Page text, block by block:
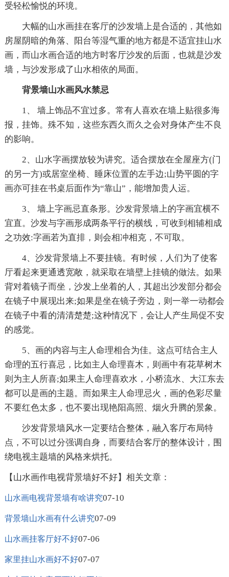
受轻松愉悦的环境。
大幅的山水画挂在客厅的沙发墙上是合适的，其他如
房屋阴暗的角落、阳台等湿气重的地方都是不适宜挂山水
画，而山水画合适的地方时客厅沙发的后面，也就是沙发
墙，与沙发形成了山水相依的局面。
背景墙山水画风水禁忌
1、 墙上饰品不宜过多。常有人喜欢在墙上贴很多海
报，挂饰。殊不知，这些东西久而久之会对身体产生不良
的影响。
2、山水字画摆放较为讲究。适合摆放在全屋座方(门
的另一方)或居室坐椅、睡床位置的左手边;山势平圆的字
画亦可挂在书桌后面作为“靠山”，能增加贵人运。
3、 墙上字画忌直条形。沙发背景墙上的字画宜横不
宜直。沙发与字画形成两条平行的横线，可收到相辅相成
之功效:字画若为直排，则会相冲相克，不可取。
4、沙发背景墙上不要挂镜。有时候，人们为了使客
厅看起来更通透宽敞，就采取在墙壁上挂镜的做法。如果
背对着镜子而坐，沙发上坐着的人，其超出沙发部分都会
在镜子中展现出来;如果是坐在镜子旁边，则一举一动都会
在镜子中看的清清楚楚;这种情况下，会让人产生局促不安
的感觉。
5、画的内容与主人命理相合为佳。这点可结合主人
命理的五行喜忌，比如主人命理喜木，则画中有花草树木
则为主人所喜;如果主人命理喜欢水，小桥流水、大江东去
都可以是画的主题。而如果主人命理忌火，画的色彩尽量
不要红色太多，也不要出现艳阳高照、烟火升腾的景象。
沙发背景墙风水一定要结合整体，融入客厅布局特
点，不可以过分强调自身，而要结合客厅的整体设计，围
绕电视主题墙的风格来烘托。
【山水画作电视背景墙好不好】相关文章：
山水画电视背景墙有啥讲究07-10
背景墙山水画有什么讲究07-09
山水画挂客厅好不好07-06
家里挂山水画好不好07-07